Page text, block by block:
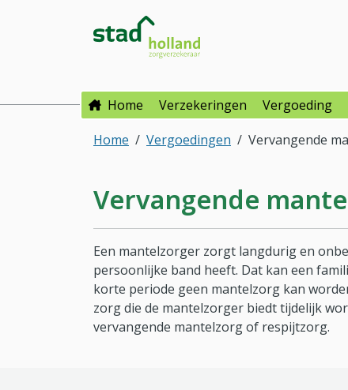
Direct naar hoofdinhoud
Direct naar hoofdmenu
Home Verzekeringen Vergoeding
Home
Vergoedingen Vervangende
Vervangende
Een mantelzorger zorgt langdurig en
persoonlijke band heeft. Dat kan een
korte periode geen mantelzorg kan
zorg die de mantelzorger biedt tijdelijk
vervangende mantelzorg of respijtzorg.